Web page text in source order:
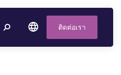
ติดต่อเรา